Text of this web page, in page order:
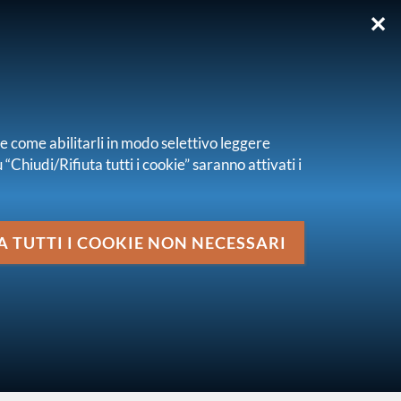
✕
come abilitarli in modo selettivo leggere
Rifiuta tutti i cookie” saranno attivati i
I COOKIE NON NECESSARI